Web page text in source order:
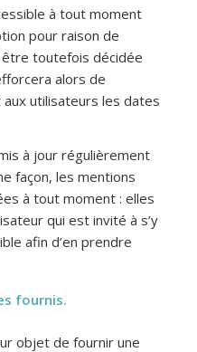
à tout moment
pour raison de
toutefois décidée
alors de
utilisateurs les dates
à jour régulièrement
façon, les mentions
à tout moment : elles
qui est invité à s’y
afin d’en prendre
fournis.
objet de fournir une